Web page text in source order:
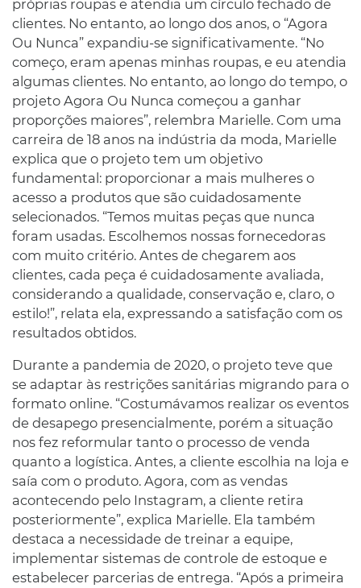
próprias roupas e atendia um círculo fechado de
clientes. No entanto, ao longo dos anos, o “Agora
Ou Nunca” expandiu-se significativamente. “No
começo, eram apenas minhas roupas, e eu atendia
algumas clientes. No entanto, ao longo do tempo, o
projeto Agora Ou Nunca começou a ganhar
proporções maiores”, relembra Marielle. Com uma
carreira de 18 anos na indústria da moda, Marielle
explica que o projeto tem um objetivo
fundamental: proporcionar a mais mulheres o
acesso a produtos que são cuidadosamente
selecionados. “Temos muitas peças que nunca
foram usadas. Escolhemos nossas fornecedoras
com muito critério. Antes de chegarem aos
clientes, cada peça é cuidadosamente avaliada,
considerando a qualidade, conservação e, claro, o
estilo!”, relata ela, expressando a satisfação com os
resultados obtidos.
Durante a pandemia de 2020, o projeto teve que
se adaptar às restrições sanitárias migrando para o
formato online. “Costumávamos realizar os eventos
de desapego presencialmente, porém a situação
nos fez reformular tanto o processo de venda
quanto a logística. Antes, a cliente escolhia na loja e
saía com o produto. Agora, com as vendas
acontecendo pelo Instagram, a cliente retira
posteriormente”, explica Marielle. Ela também
destaca a necessidade de treinar a equipe,
implementar sistemas de controle de estoque e
estabelecer parcerias de entrega. “Após a primeira